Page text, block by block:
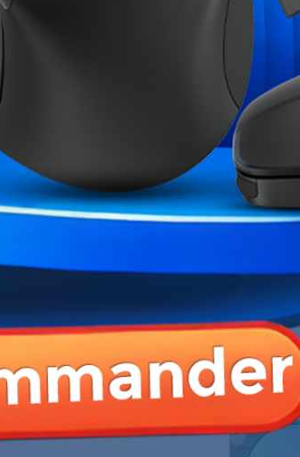
:
Cooler Master MasterFan
170,00 MAD
NZXT F140 RGB
469,00 MAD
ÉGALEMENT ACHETÉ :